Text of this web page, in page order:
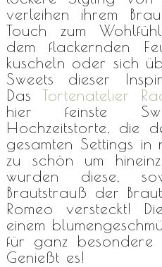
verleihen ihrem
Touch zum
dem flackernden
kuscheln oder sich
Sweets dieser
DasTortenatelier
hier feinste
Hochzeitstorte, die
gesamten Settings in
zu schön um
wurden diese,
Brautstrauß der
Romeo versteckt!
einem
für ganz besondere
Genießt es!